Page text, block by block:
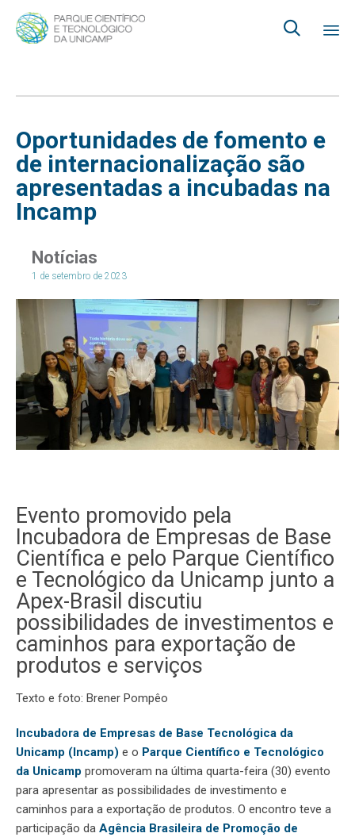

Oportunidades de fomento e
de internacionalização são
apresentadas a incubadas na
Incamp
Notícias
1 de setembro de 2023
Evento promovido pela
Incubadora de Empresas de Base
Científica e pelo Parque Científico
e Tecnológico da Unicamp junto a
Apex-Brasil discutiu
possibilidades de investimentos e
caminhos para exportação de
produtos e serviços
Texto e foto: Brener Pompêo
Incubadora de Empresas de Base Tecnológica da
Unicamp (Incamp) e o Parque Científico e Tecnológico
da Unicamp promoveram na última quarta-feira (30) evento
para apresentar as possibilidades de investimento e
caminhos para a exportação de produtos. O encontro teve a
participação da Agência Brasileira de Promoção de